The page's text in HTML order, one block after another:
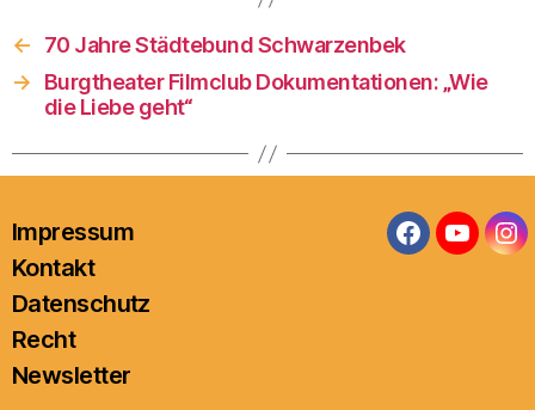
←
70 Jahre Städtebund Schwarzenbek
→
Burgtheater Filmclub Dokumentationen: „Wie
die Liebe geht“
Impressum
Kontakt
Datenschutz
Recht
Newsletter
Facebook